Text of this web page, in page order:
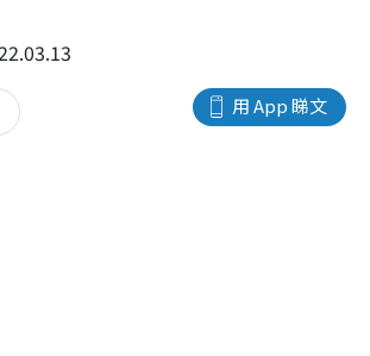
用 App 睇文